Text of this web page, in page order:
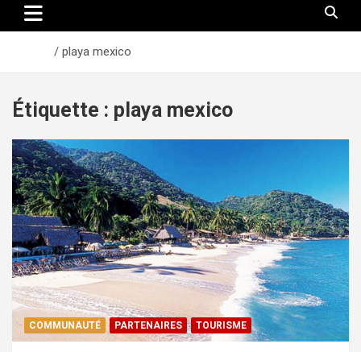
playa mexico
Étiquette : playa mexico
COMMUNAUTÉ PARTENAIRES TOURISME